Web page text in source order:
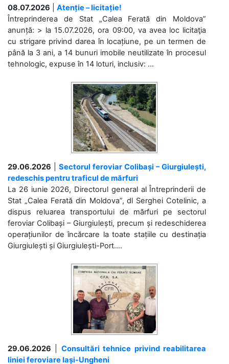
08.07.2026
Atenție – licitație!
Întreprinderea de Stat „Calea Ferată din Moldova”
anunță: > la 15.07.2026, ora 09:00, va avea loc licitaţia
cu strigare privind darea în locațiune, pe un termen de
până la 3 ani, a 14 bunuri imobile neutilizate în procesul
tehnologic, expuse în 14 loturi, inclusiv: ...
29.06.2026
Sectorul feroviar Colibași – Giurgiulești,
redeschis pentru traficul de mărfuri
La 26 iunie 2026, Directorul general al Întreprinderii de
Stat „Calea Ferată din Moldova”, dl Serghei Cotelinic, a
dispus reluarea transportului de mărfuri pe sectorul
feroviar Colibași – Giurgiulești, precum și redeschiderea
operațiunilor de încărcare la toate stațiile cu destinația
Giurgiulești și Giurgiulești-Port....
29.06.2026
Consultări tehnice privind reabilitarea
liniei feroviare Iași-Ungheni